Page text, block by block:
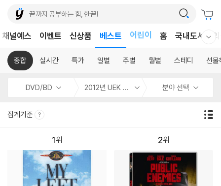
채널예스 이벤트 신상품 베스트 어린이
어린이
홈 국내도서
종합 실시간 특가 일별 주별 월별 스테디 선물
DVD/BD 2012년 UEK 4월 할인 분야 선택
집계기준
1 2